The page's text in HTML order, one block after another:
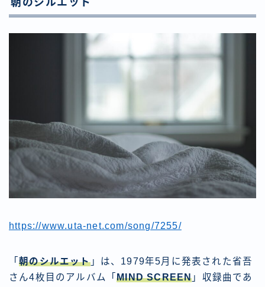
朝のシルエット
https://www.uta-net.com/song/7255/
「朝のシルエット」は、1979年5月に発表された省吾
さん4枚目のアルバム「MIND SCREEN 」収録曲であ